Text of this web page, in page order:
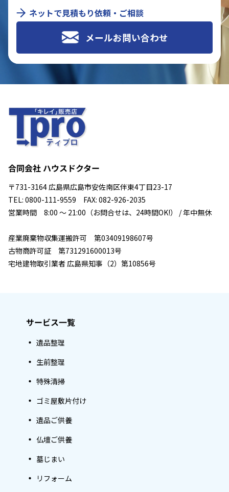
ネットで見積もり依頼・ご相談
メールお問い合わせ
合同会社 ハウスドクター
〒731-3164 広島県広島市安佐南区伴東4丁目23-17
TEL: 0800-111-9559 FAX: 082-926-2035
営業時間 8:00 ～ 21:00（お問合せは、24時間OK!） / 年中無休
産業廃棄物収集運搬許可 第03409198607号
古物商許可証 第731291600013号
宅地建物取引業者 広島県知事（2）第10856号
サービス一覧
遺品整理
生前整理
特殊清掃
ゴミ屋敷片付け
遺品ご供養
仏壇ご供養
墓じまい
リフォーム